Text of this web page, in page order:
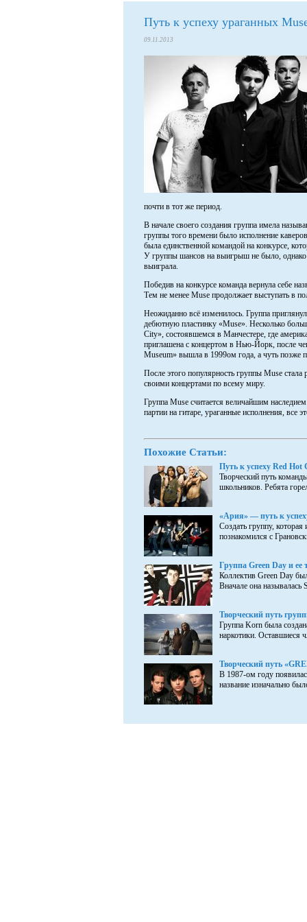
Путь к успеху ураганных
09.11.2013
почти в тот же период.
В начале своего создания группа имела
группы того времени было исполнение
была единственной командой на конкурсе,
У группы шансов на выигрыш не было, однако
выиграла.
Победив на конкурсе команда вернула себе
Тем не менее Muse продолжает выступать в
Неожиданно всё изменилось. Группа
дебютную пластинку «Muse». Несколько
City», состоявшемся в Манчестере, где
приглашена с концертом в Нью-Йорк, после
Museum» вышла в 1999ом года, а чуть позже
После этого популярность группы Muse
своими концертами по всему миру.
Группа Muse считается величайшим
партии на гитаре, ураганные исполнения, все
Похожие Статьи:
Путь к успеху Red Hot
Творческий путь
школьников. Ребята
«Ария» — путь к
Создать группу,
познакомился с
Группа Green Day и ее
Коллектив Green Day
Вначале она называлась
Творческий путь
Группа Korn была
наркотики. Оставшиеся
Творческий путь
В 1987-ом году
название изначально